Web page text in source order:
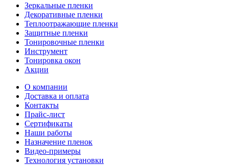
Зеркальные пленки
Декоративные пленки
Теплоотражающие пленки
Защитные пленки
Тонировочные пленки
Инструмент
Тонировка окон
Акции
О компании
Доставка и оплата
Контакты
Прайс-лист
Сертификаты
Наши работы
Назначение пленок
Видео-примеры
Технология установки